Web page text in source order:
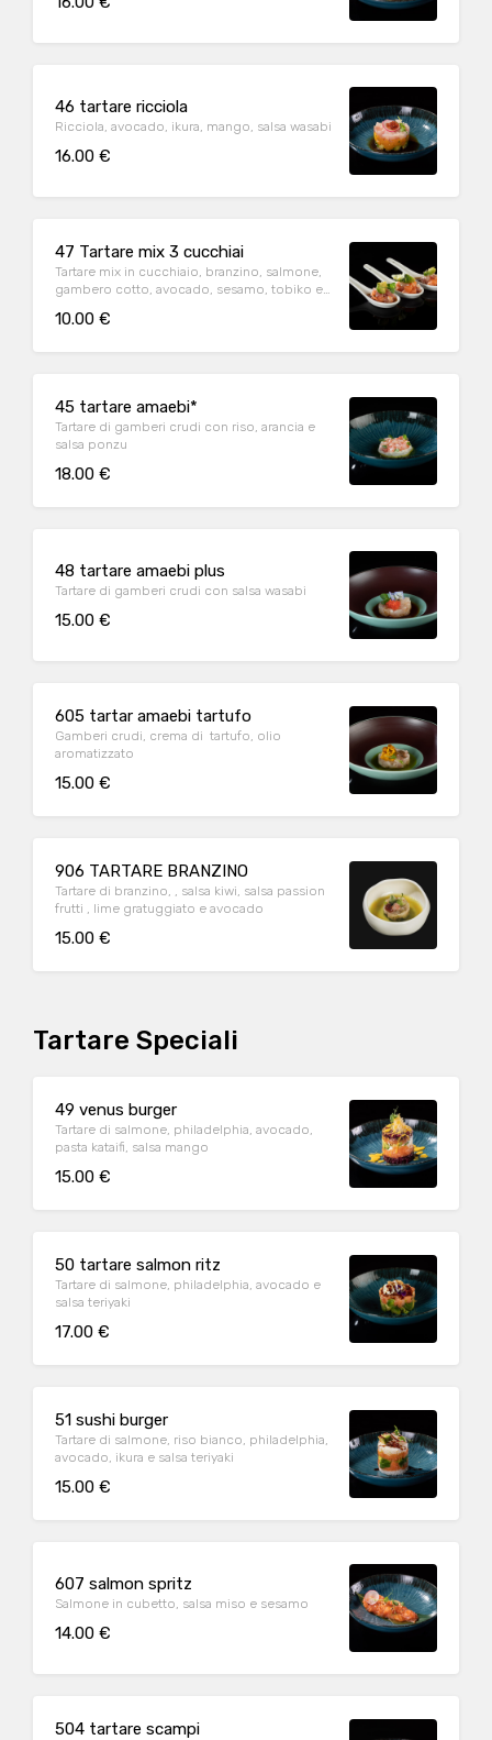
46 tartare ricciola
Ricciola, avocado, ikura, mango, salsa wasabi
16.00 €
47 Tartare mix 3 cucchiai
Tartare mix in cucchiaio, branzino, salmone,
gambero cotto, avocado, sesamo, tobiko e
10.00 €
45 tartare amaebi*
Tartare di gamberi crudi con riso, arancia e
salsa ponzu
18.00 €
48 tartare amaebi plus
Tartare di gamberi crudi con salsa wasabi
15.00 €
605 tartar amaebi tartufo
Gamberi crudi, crema di tartufo, olio
aromatizzato
15.00 €
906 TARTARE BRANZINO
Tartare di branzino, , salsa kiwi, salsa passion
frutti , lime gratuggiato e avocado
15.00 €
Tartare Speciali
49 venus burger
Tartare di salmone, philadelphia, avocado,
pasta kataifi, salsa mango
15.00 €
50 tartare salmon ritz
Tartare di salmone, philadelphia, avocado e
salsa teriyaki
17.00 €
51 sushi burger
Tartare di salmone, riso bianco, philadelphia,
avocado, ikura e salsa teriyaki
15.00 €
607 salmon spritz
Salmone in cubetto, salsa miso e sesamo
14.00 €
504 tartare scampi